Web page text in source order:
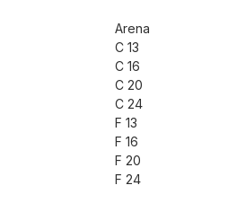
Arena
C 13
C 16
C 20
С 24
F 13
F 16
F 20
F 24